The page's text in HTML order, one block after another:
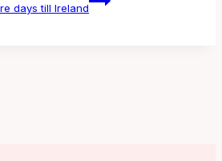
days till Ireland